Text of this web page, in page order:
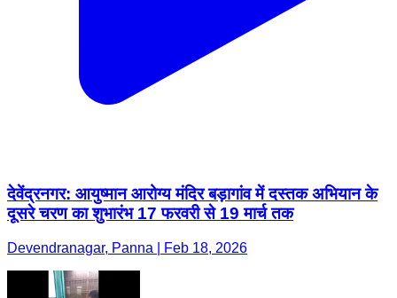
देवेंद्रनगर: आयुष्मान आरोग्य मंदिर बड़ागांव में दस्तक अभियान के
दूसरे चरण का शुभारंभ 17 फरवरी से 19 मार्च तक
Devendranagar, Panna | Feb 18, 2026